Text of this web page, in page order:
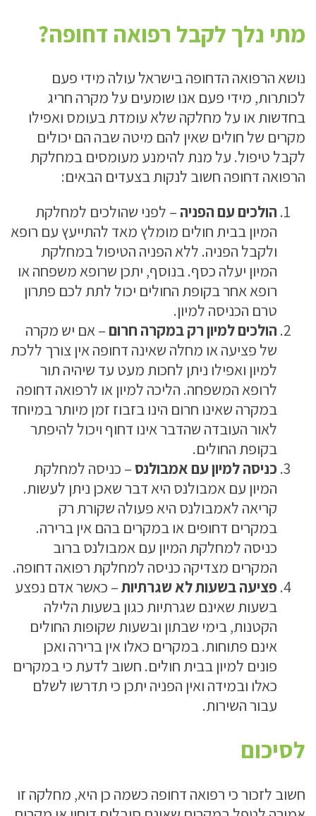
מתי נלך לקבל רפואה דחופה?
נושא הרפואה הדחופה בישראל עולה מידי פעם
לכותרות, מידי פעם אנו שומעים על מקרה חריג
בחדשות או על מחלקה שלא עומדת בעומס ואפילו
מקרים של חולים שאין להם מיטה שבה הם יכולים
לקבל טיפול. על מנת להימנע מעומסים במחלקת
הרפואה דחופה חשוב לנקות בצעדים הבאים:
הולכים עם הפניה – לפני שהולכים למחלקת
המיון בבית חולים מומלץ מאד להתייעץ עם רופא
ולקבל הפניה. ללא הפניה הטיפול במחלקת
המיון יעלה כסף. בנוסף, יתכן שרופא משפחה או
רופא אחר בקופת החולים יכול לתת לכם פתרון
טרם הכניסה למיון.
הולכים למיון רק במקרה חרום– אם יש מקרה
של פציעה או מחלה שאינה דחופה אין צורך ללכת
למיון ואפילו ניתן לחכות מעט עד שיהיה תור
לרופא המשפחה. הליכה למיון או לרפואה דחופה
במקרה שאינו חרום הינו בזבוז זמן מיותר במיוחד
לאור העובדה שהדבר אינו דחוף ויכול להיפתר
בקופת החולים.
כניסה למיון עם אמבולנס– כניסה למחלקת
המיון עם אמבולנס היא דבר שאכן ניתן לעשות.
קריאה לאמבולנס היא פעולה שקורת רק
במקרים דחופים או במקרים בהם אין ברירה.
כניסה למחלקת המיון עם אמבולנס ברוב
המקרים מצדיקה כניסה למחלקת רפואה דחופה.
פציעה בשעות לא שגרתיות– כאשר אדם נפצע
בשעות שאינם שגרתיות כגון בשעות הלילה
הקטנות, בימי שבתון ובשעות שקופות החולים
אינם פתוחות. במקרים כאלו אין ברירה ואכן
פונים למיון בבית חולים. חשוב לדעת כי במקרים
כאלו ובמידה ואין הפניה יתכן כי תדרשו לשלם
עבור השירות.
לסיכום
חשוב לזכור כי רפואה דחופה כשמה כן היא, מחלקה זו